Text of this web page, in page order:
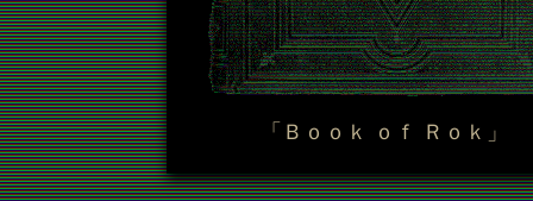
「Ｂｏｏｋ ｏｆ Ｒｏｋ」